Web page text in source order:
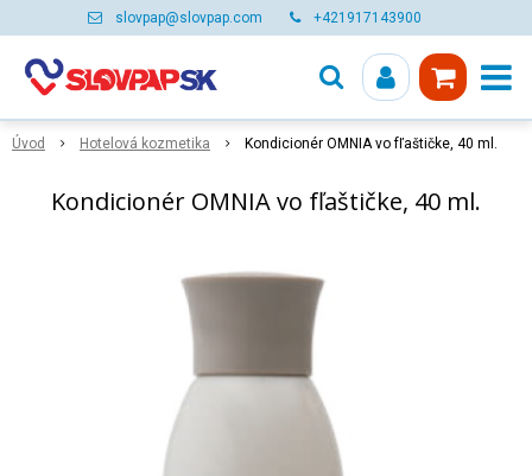
slovpap@slovpap.com +421917143900
Úvod Hotelová kozmetika Kondicionér OMNIA vo fľaštičke, 40 ml.
Kondicionér OMNIA vo fľaštičke, 40 ml.